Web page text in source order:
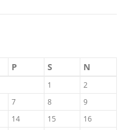
P S N
1
2
7 8
9
14 15
16